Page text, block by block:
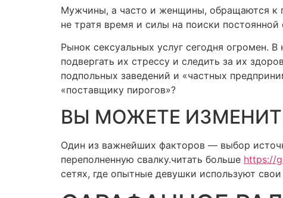
Мужчины, а часто и женщины, обращаются к
не тратя время и силы на поиски постоянной
Рынок сексуальных услуг сегодня огромен.
подвергать их стрессу и следить за их
подпольных заведений и «частных
«поставщику пирогов»?
ВЫ МОЖЕТЕ
Один из важнейших факторов — выбор
переполненную свалку.читать больше https://
сетях, где опытные девушки используют